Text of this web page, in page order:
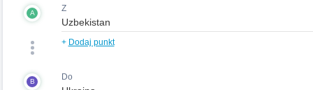
A Z
+ Dodaj punkt
B Do